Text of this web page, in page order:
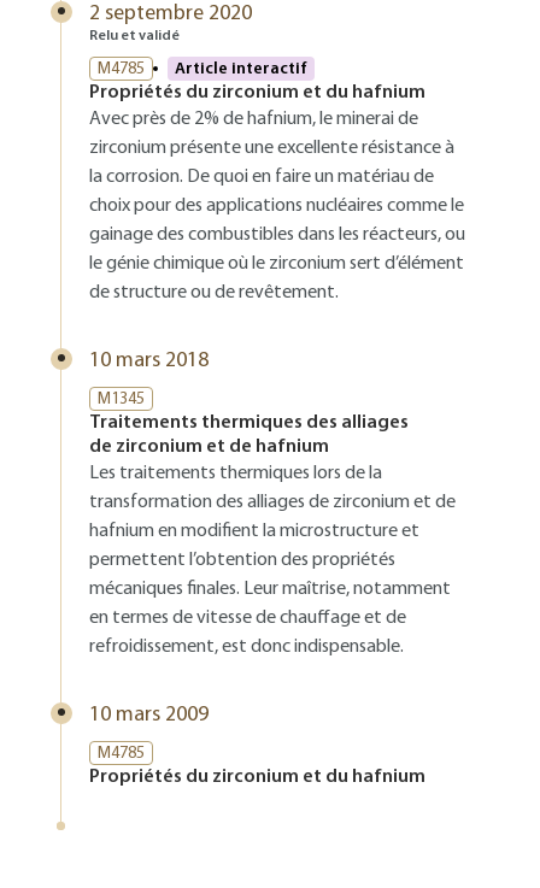
2 septembre 2020
Relu et validé
M4785 Article interactif
Propriétés du zirconium et du hafnium
Avec près de 2% de hafnium, le minerai de
zirconium présente une excellente résistance à
la corrosion. De quoi en faire un matériau de
choix pour des applications nucléaires comme le
gainage des combustibles dans les réacteurs, ou
le génie chimique où le zirconium sert d’élément
de structure ou de revêtement.
10 mars 2018
M1345
Traitements thermiques des alliages
de zirconium et de hafnium
Les traitements thermiques lors de la
transformation des alliages de zirconium et de
hafnium en modifient la microstructure et
permettent l’obtention des propriétés
mécaniques finales. Leur maîtrise, notamment
en termes de vitesse de chauffage et de
refroidissement, est donc indispensable.
10 mars 2009
M4785
Propriétés du zirconium et du hafnium